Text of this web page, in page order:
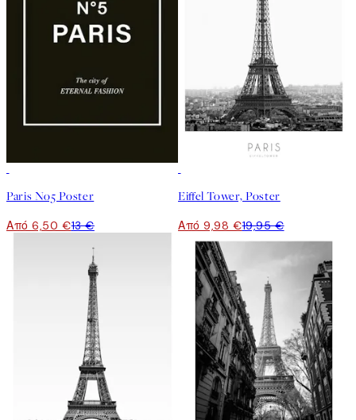
Paris No5 Poster
Από 6,50 €13 €
Eiffel Tower, Poster
Από 9,98 €19,95 €